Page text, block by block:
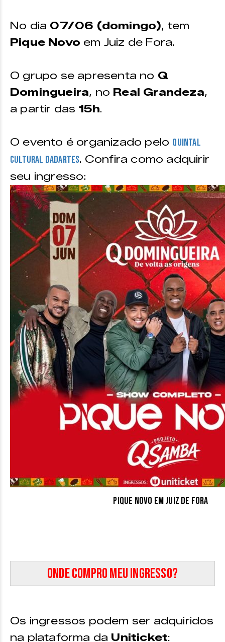
na plataforma daUniticket.
No dia 07/06 (domingo), tem
Pique Novo em Juiz de Fora.
O grupo se apresenta no Q
Domingueira, no Real Grandeza,
a partir das 15h.
O evento é organizado pelo Quintal
Cultural Dadartes. Confira como adquirir
seu ingresso:
Pique Novo em Juiz de Fora
Onde compro meu ingresso?
Os ingressos podem ser adquiridos
na plataforma da Uniticket: